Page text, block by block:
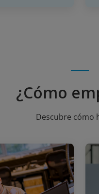
¿Cómo
Descubre cómo